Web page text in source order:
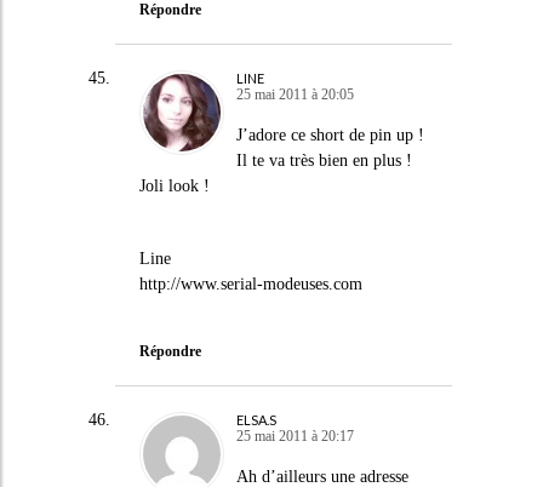
Répondre
LINE
25 mai 2011 à 20:05
J’adore ce short de pin up !
Il te va très bien en plus !
Joli look !
Line
http://www.serial-modeuses.com
Répondre
ELSA.S
25 mai 2011 à 20:17
Ah d’ailleurs une adresse